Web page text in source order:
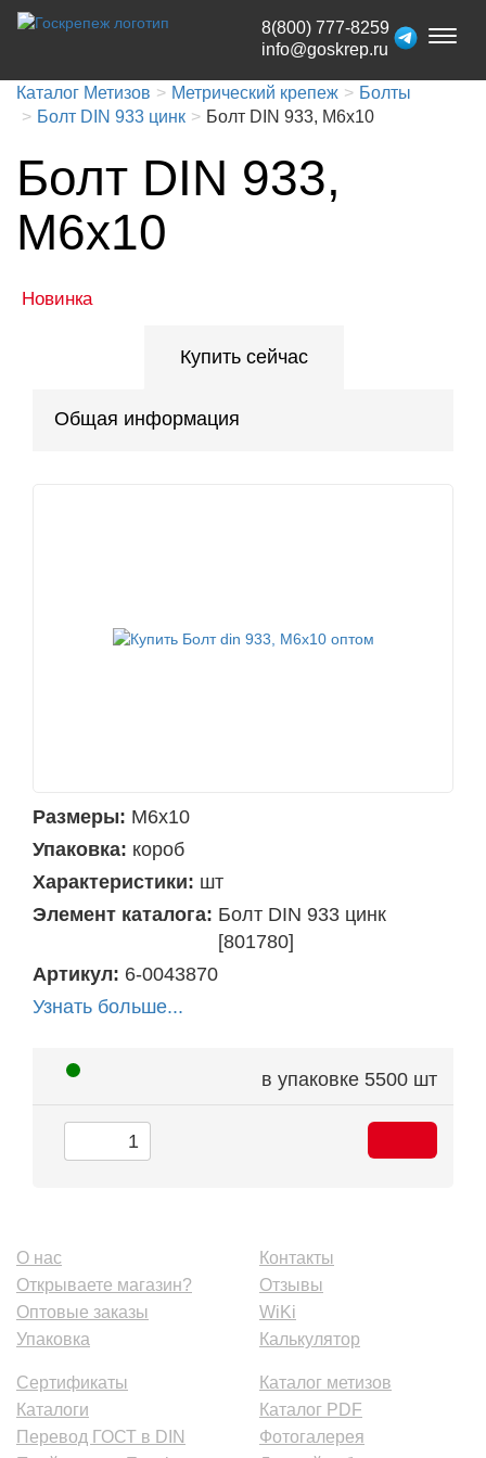
Toggle
8(800) 777-8259
info@goskrep.ru
Каталог Метизов Метрический крепеж
Болты
Болт DIN 933 цинк
Болт DIN 933, М6x10
Болт DIN 933,
М6x10
Новинка
Купить сейчас
Общая информация
Размеры: М6х10
Упаковка: короб
Характеристики: шт
Элемент каталога: Болт DIN 933 цинк
[801780]
Артикул: 6-0043870
Узнать больше...
в упаковке 5500 шт
О нас
Открываете магазин?
Оптовые заказы
Упаковка
Контакты
Отзывы
WiKi
Калькулятор
Сертификаты
Каталоги
Перевод ГОСТ в DIN
Каталог метизов
Каталог PDF
Фотогалерея